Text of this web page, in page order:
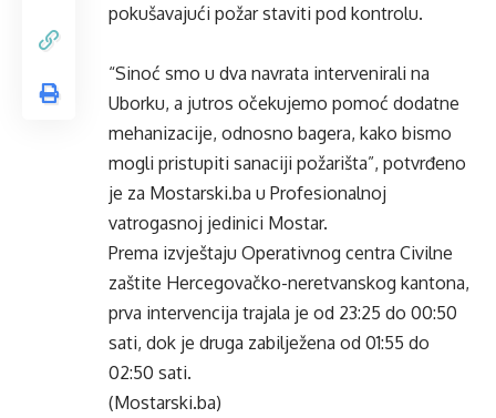
pokušavajući požar staviti pod kontrolu.
“Sinoć smo u dva navrata intervenirali na
Uborku, a jutros očekujemo pomoć dodatne
mehanizacije, odnosno bagera, kako bismo
mogli pristupiti sanaciji požarišta”, potvrđeno
je za Mostarski.ba u Profesionalnoj
vatrogasnoj jedinici Mostar.
Prema izvještaju Operativnog centra Civilne
zaštite Hercegovačko-neretvanskog kantona,
prva intervencija trajala je od 23:25 do 00:50
sati, dok je druga zabilježena od 01:55 do
02:50 sati.
(Mostarski.ba)